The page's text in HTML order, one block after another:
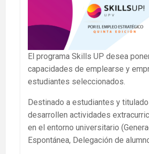
El programa Skills UP desea
capacidades de emplearse y
estudiantes seleccionados.
Destinado a estudiantes y
desarrollen actividades
en el entorno universitario
Espontánea, Delegación de